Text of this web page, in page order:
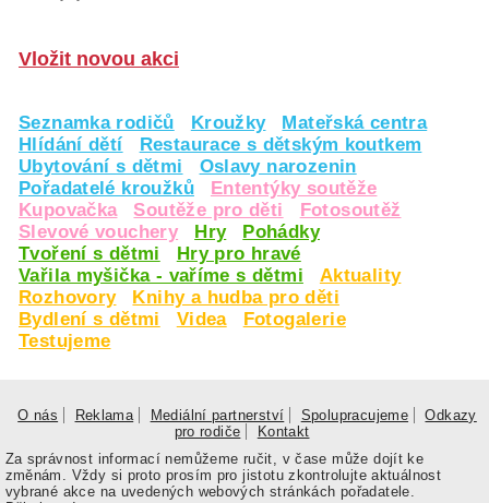
Vložit novou akci
Seznamka rodičů Kroužky
Mateřská centra
Hlídání dětí
Restaurace s dětským koutkem
Ubytování s dětmi
Oslavy narozenin
Pořadatelé kroužků
Ententýky soutěže
Kupovačka
Soutěže pro děti
Fotosoutěž
Slevové vouchery
Hry
Pohádky
Tvoření s dětmi
Hry pro hravé
Vařila myšička - vaříme s dětmi
Aktuality
Rozhovory
Knihy a hudba pro děti
Bydlení s dětmi
Videa
Fotogalerie
Testujeme
O nás Reklama Mediální partnerství Spolupracujeme
Odkazy
pro rodiče
Kontakt
Za správnost informací nemůžeme ručit, v čase může dojít ke
změnám. Vždy si proto prosím pro jistotu zkontrolujte aktuálnost
vybrané akce na uvedených webových stránkách pořadatele.